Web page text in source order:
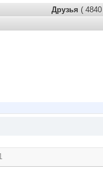
Друзья ( 4840